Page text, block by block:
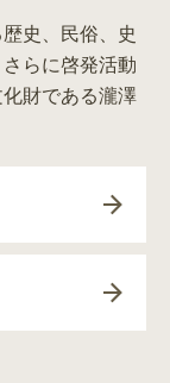
史、民俗、史
らに啓発活動
財である瀧澤